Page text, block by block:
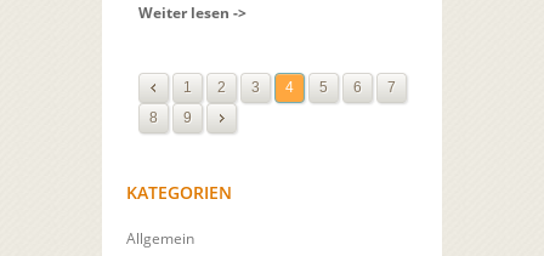
Weiter lesen ->
1 2 3 4 5 6
7
8
9
KATEGORIEN
Allgemein